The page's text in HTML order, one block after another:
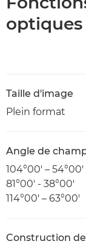
optiques
Taille d'image
Plein format
Angle de
104°00′ – 54°00′
81°00' - 38°00'
114°00′ – 63°00′
Construction